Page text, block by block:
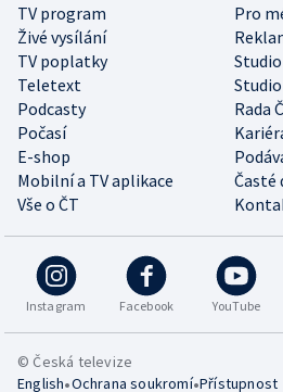
TV program
Pro
Živé vysílání
TV poplatky
Teletext
Podcasty
Rada
Počasí
E-shop
Mobilní a TV aplikace
Časté
Vše o ČT
Instagram Facebook YouTube
© Česká televize
English•Ochrana soukromí•Přístupnost